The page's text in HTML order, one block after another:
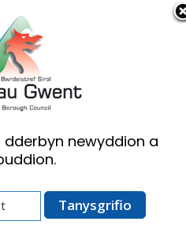
English
newyddion a